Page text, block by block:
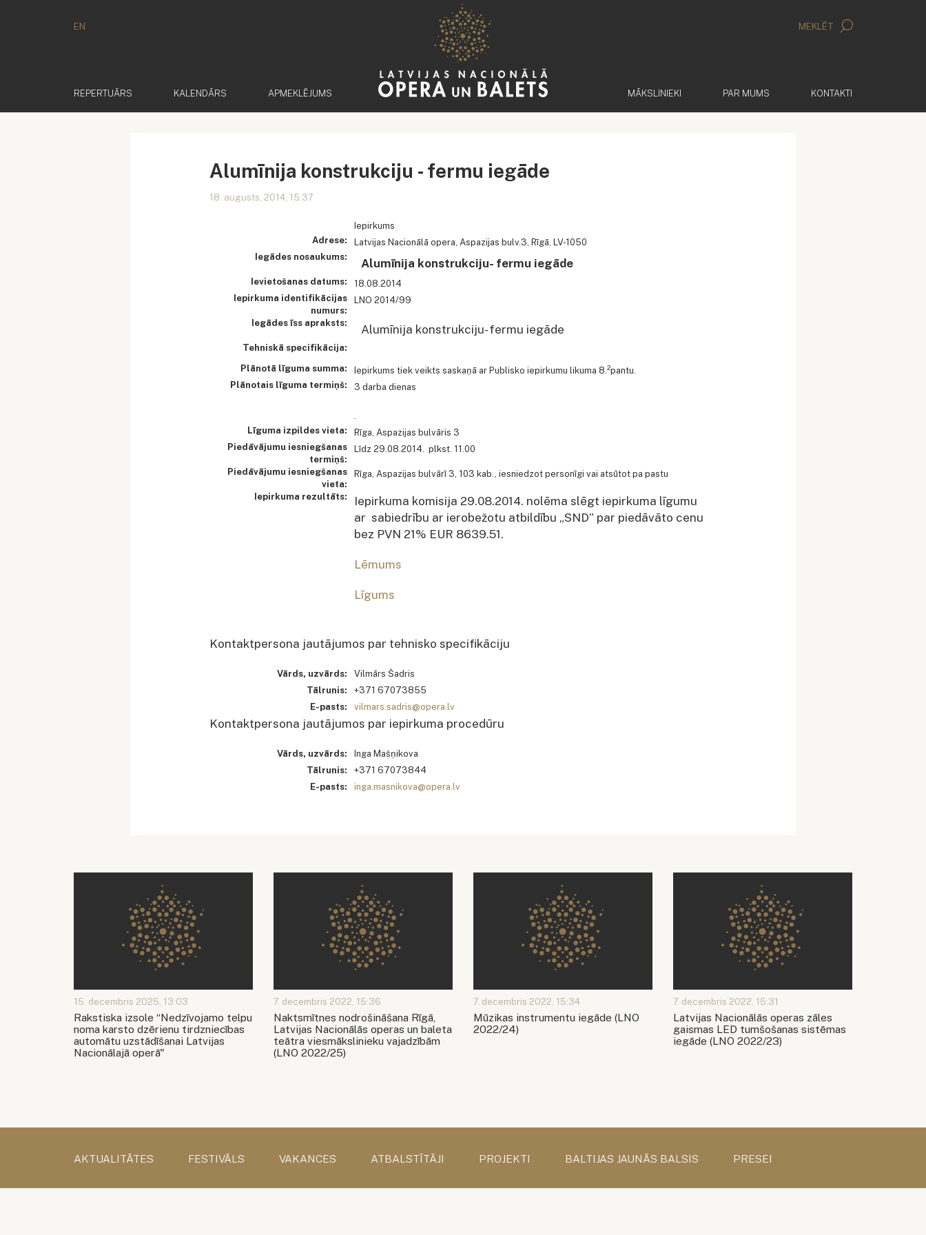
EN MEKLĒT
REPERTUĀRS KALENDĀRS APMEKLĒJUMS MĀKSLINIEKI PAR MUMS KONTAKTI
Alumīnija konstrukciju - fermu iegāde
18. augusts, 2014, 15:37
Iepirkums
Adrese:
Latvijas Nacionālā opera, Aspazijas bulv.3, Rīgā, LV-1050
Iegādes nosaukums:
Alumīnija konstrukciju- fermu iegāde
Ievietošanas datums:
18.08.2014
Iepirkuma identifikācijas
numurs:
LNO 2014/99
Iegādes īss apraksts: Alumīnija konstrukciju- fermu iegāde
Tehniskā specifikācija:
Plānotā līguma summa:
Iepirkums tiek veikts saskaņā ar Publisko iepirkumu likuma 8.2pantu.
Plānotais līguma termiņš:
3 darba dienas
.
Līguma izpildes vieta:
Rīga, Aspazijas bulvāris 3
Piedāvājumu iesniegšanas
termiņš:
Līdz 29.08.2014. plkst. 11.00
Piedāvājumu iesniegšanas
vieta:
Rīga, Aspazijas bulvārī 3, 103 kab., iesniedzot personīgi vai atsūtot pa pastu
Iepirkuma rezultāts:
Iepirkuma komisija 29.08.2014. nolēma slēgt iepirkuma līgumu
ar sabiedrību ar ierobežotu atbildību „SND” par piedāvāto cenu
bez PVN 21% EUR 8639.51.
Lēmums
Līgums
Kontaktpersona jautājumos par tehnisko specifikāciju
Vārds, uzvārds:
Vilmārs Šadris
Tālrunis:
+371 67073855
E-pasts:
vilmars.sadris@opera.lv
Kontaktpersona jautājumos par iepirkuma procedūru
Vārds, uzvārds:
Inga Mašņikova
Tālrunis:
+371 67073844
E-pasts:
inga.masnikova@opera.lv
15. decembris 2025, 13:03
Rakstiska izsole “Nedzīvojamo telpu
noma karsto dzērienu tirdzniecības
automātu uzstādīšanai Latvijas
Nacionālajā operā"
7. decembris 2022, 15:36
Naktsmītnes nodrošināšana Rīgā,
Latvijas Nacionālās operas un baleta
teātra viesmākslinieku vajadzībām
(LNO 2022/25)
7. decembris 2022, 15:34
Mūzikas instrumentu iegāde (LNO
2022/24)
7. decembris 2022, 15:31
Latvijas Nacionālās operas zāles
gaismas LED tumšošanas sistēmas
iegāde (LNO 2022/23)
AKTUALITĀTES FESTIVĀLS VAKANCES ATBALSTĪTĀJI PROJEKTI BALTIJAS JAUNĀS BALSIS PRESEI